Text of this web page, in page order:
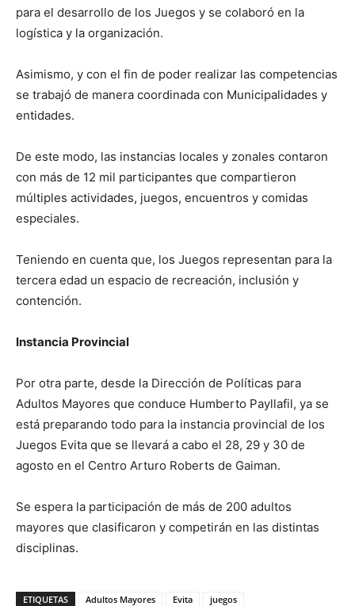
para el desarrollo de los Juegos y se colaboró en la
logística y la organización.
Asimismo, y con el fin de poder realizar las competencias
se trabajó de manera coordinada con Municipalidades y
entidades.
De este modo, las instancias locales y zonales contaron
con más de 12 mil participantes que compartieron
múltiples actividades, juegos, encuentros y comidas
especiales.
Teniendo en cuenta que, los Juegos representan para la
tercera edad un espacio de recreación, inclusión y
contención.
Instancia Provincial
Por otra parte, desde la Dirección de Políticas para
Adultos Mayores que conduce Humberto Payllafil, ya se
está preparando todo para la instancia provincial de los
Juegos Evita que se llevará a cabo el 28, 29 y 30 de
agosto en el Centro Arturo Roberts de Gaiman.
Se espera la participación de más de 200 adultos
mayores que clasificaron y competirán en las distintas
disciplinas.
ETIQUETAS Adultos Mayores Evita juegos